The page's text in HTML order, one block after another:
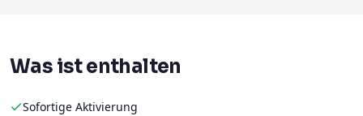
Was ist enthalten
Sofortige Aktivierung